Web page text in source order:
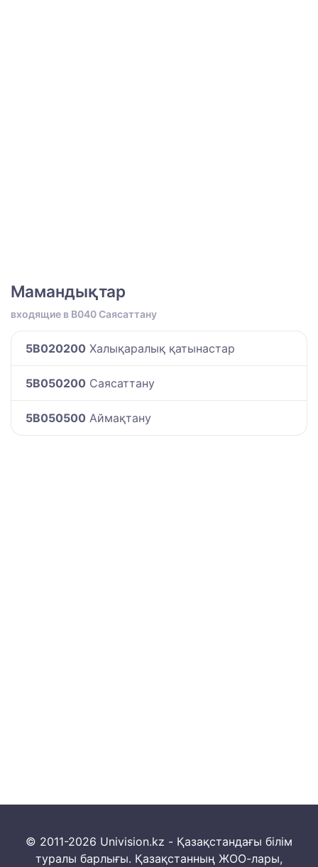
Мамандықтар
входящие в B040 Саясаттану
5B020200 Халықаралық қатынастар
5B050200 Саясаттану
5B050500 Аймақтану
© 2011-2026 Univision.kz - Қазақстандағы білім
туралы барлығы. Қазақстанның ЖОО-лары,